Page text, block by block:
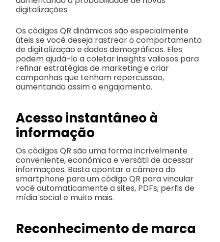
digitalizações.
Os códigos QR dinâmicos são especialmente
úteis se você deseja rastrear o comportamento
de digitalização e dados demográficos. Eles
podem ajudá-lo a coletar insights valiosos para
refinar estratégias de marketing e criar
campanhas que tenham repercussão,
aumentando assim o engajamento.
Acesso instantâneo à
informação
Os códigos QR são uma forma incrivelmente
conveniente, econômica e versátil de acessar
informações. Basta apontar a câmera do
smartphone para um código QR para vincular
você automaticamente a sites, PDFs, perfis de
mídia social e muito mais.
Reconhecimento de marca